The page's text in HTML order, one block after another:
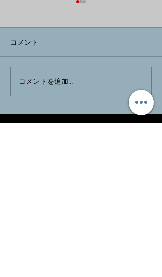
Klingで描き出すエミルの
世界
コメント
コメントを追加…